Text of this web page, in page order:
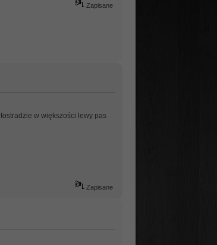
Zapisane
w większości lewy pas
Zapisane